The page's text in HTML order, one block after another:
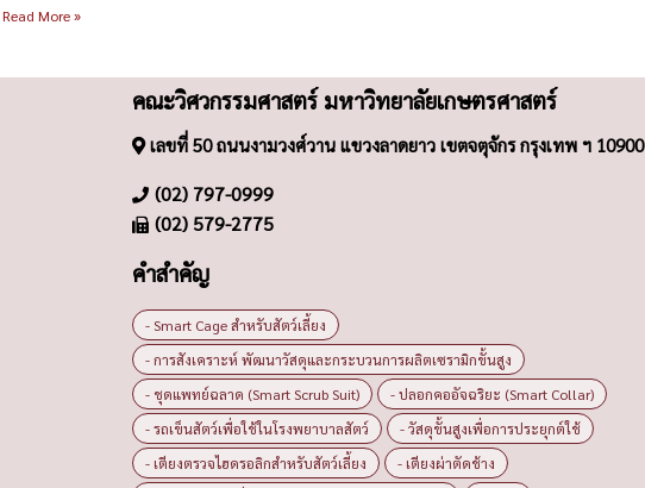
Read More »
คณะวิศวกรรมศาสตร์ มหาวิทยาลัยเกษตรศาสตร์
เลขที่ 50 ถนนงามวงศ์วาน แขวงลาดยาว เขตจตุจักร กรุงเทพ ฯ 10900
(02) 797-0999
(02) 579-2775
คำสำคัญ
- Smart Cage สำหรับสัตว์เลี้ยง
- การสังเคราะห์ พัฒนาวัสดุและกระบวนการผลิตเซรามิกขั้นสูง
- ชุดแพทย์ฉลาด (Smart Scrub Suit)
- ปลอกคออัจฉริยะ (Smart Collar)
- รถเข็นสัตว์เพื่อใช้ในโรงพยาบาลสัตว์
- วัสดุขั้นสูงเพื่อการประยุกต์ใช้
- เตียงตรวจไฮดรอลิกสำหรับสัตว์เลี้ยง
- เตียงผ่าตัดช้าง